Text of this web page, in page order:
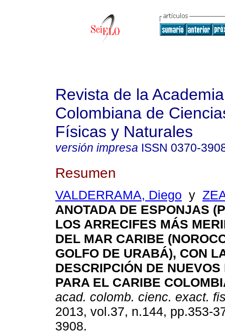
Revista de la Academia
Colombiana de
Físicas y Naturales
versión impresa ISSN 0370-
Resumen
VALDERRAMA, Diego y
ANOTADA DE ESPONJAS
LOS ARRECIFES MÁS
DEL MAR CARIBE
GOLFO DE URABÁ), CON
DESCRIPCIÓN DE NUEVOS
PARA EL CARIBE
acad. colomb. cienc. exact.
2013, vol.37, n.144, pp.353-
3908.